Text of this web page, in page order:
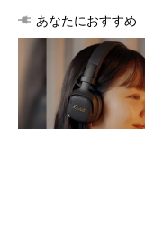
あなたにおすすめ